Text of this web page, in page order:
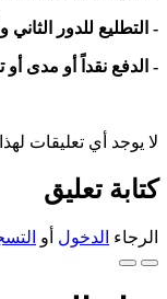
- التطليع للدور
- الدفع نقداً أو مدى
لا يوجد أي تعليقات
كتابة تعليق
الرجاء الدخول أو